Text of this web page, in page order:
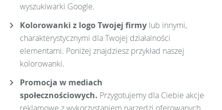
wyszukiwarki Google.
Kolorowanki z logo Twojej firmy lub innymi,
charakterystycznymi dla Twojej działalności
elementami. Poniżej znajdziesz przykład naszej
kolorowanki.
Promocja w mediach
społecznościowych. Przygotujemy dla Ciebie akcje